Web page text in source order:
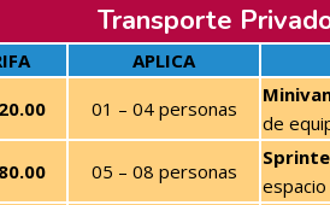
Transporte
APLICA
01 – 04 personas
de
05 – 08 personas